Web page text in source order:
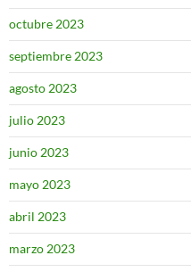
octubre 2023
septiembre 2023
agosto 2023
julio 2023
junio 2023
mayo 2023
abril 2023
marzo 2023